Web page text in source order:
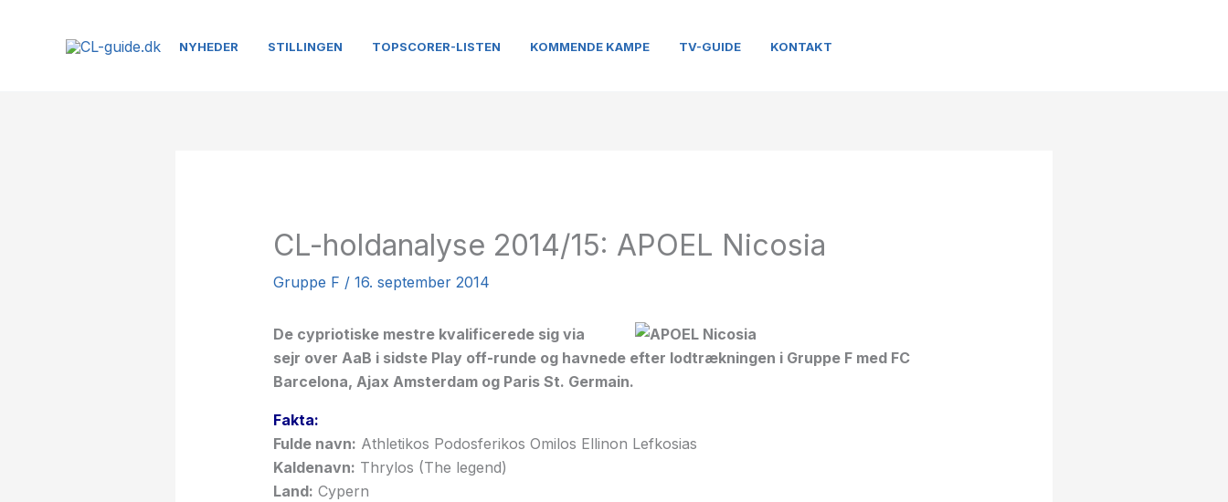
NYHEDER STILLINGEN TOPSCORER-LISTEN KOMMENDE KAMPE TV-GUIDE KONTAKT
CL-holdanalyse 2014/15: APOEL Nicosia
Gruppe F / 16. september 2014
De cypriotiske mestre kvalificerede sig via
sejr over AaB i sidste Play off-runde og havnede efter lodtrækningen i Gruppe F med FC
Barcelona, Ajax Amsterdam og Paris St. Germain.
Fakta:
Fulde navn: Athletikos Podosferikos Omilos Ellinon Lefkosias
Kaldenavn: Thrylos (The legend)
Land: Cypern